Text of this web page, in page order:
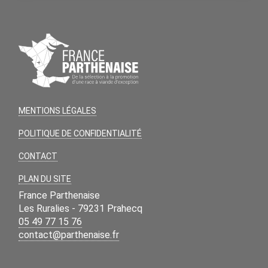
MENTIONS LÉGALES
POLITIQUE DE CONFIDENTIALITÉ
CONTACT
PLAN DU SITE
France Parthenaise
Les Ruralies - 79231 Prahecq
05 49 77 15 76
contact@parthenaise.fr